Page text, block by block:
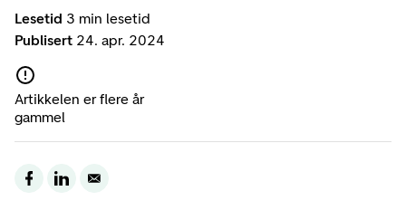
Lesetid 3 min lesetid
Publisert 24. apr. 2024
Artikkelen er flere år
gammel